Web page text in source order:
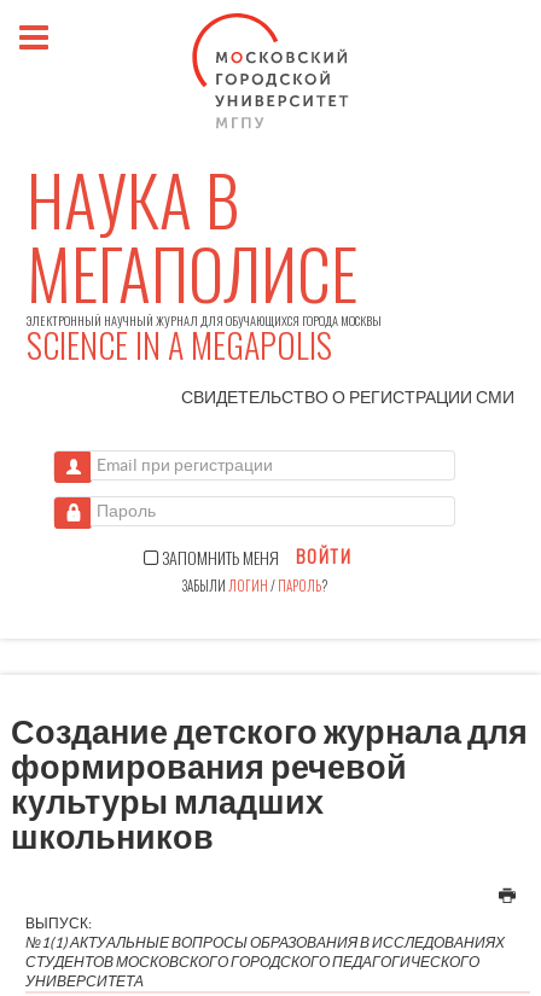
НАУКА В
МЕГАПОЛИСЕ
ЭЛЕКТРОННЫЙ НАУЧНЫЙ ЖУРНАЛ ДЛЯ ОБУЧАЮЩИХСЯ ГОРОДА МОСКВЫ
SCIENCE IN A MEGAPOLIS
СВИДЕТЕЛЬСТВО О РЕГИСТРАЦИИСМИ
Email при регистрации
Пароль
ЗАПОМНИТЬ МЕНЯ ВОЙТИ
ЗАБЫЛИ ЛОГИН/ПАРОЛЬ?
Создание детского журнала для
формирования речевой
культуры младших
школьников
ВЫПУСК:
№1(1) АКТУАЛЬНЫЕ ВОПРОСЫ ОБРАЗОВАНИЯ В ИССЛЕДОВАНИЯХ
СТУДЕНТОВ МОСКОВСКОГО ГОРОДСКОГО ПЕДАГОГИЧЕСКОГО
УНИВЕРСИТЕТА